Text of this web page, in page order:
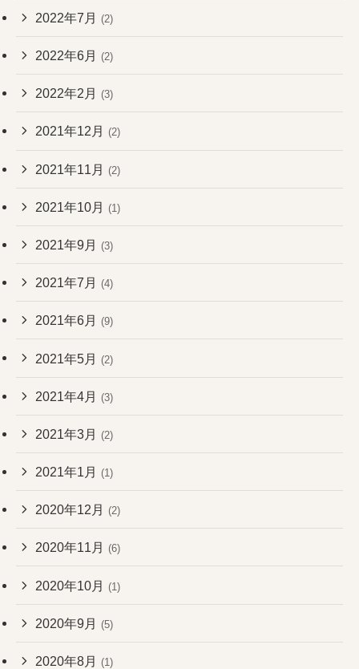
2022年7月 (2)
2022年6月 (2)
2022年2月 (3)
2021年12月 (2)
2021年11月 (2)
2021年10月 (1)
2021年9月 (3)
2021年7月 (4)
2021年6月 (9)
2021年5月 (2)
2021年4月 (3)
2021年3月 (2)
2021年1月 (1)
2020年12月 (2)
2020年11月 (6)
2020年10月 (1)
2020年9月 (5)
2020年8月 (1)